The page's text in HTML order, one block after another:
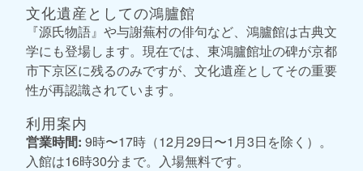
文化遺産としての鴻臚館
『源氏物語』や与謝蕪村の俳句など、鴻臚館は古典文
学にも登場します。現在では、東鴻臚館址の碑が京都
市下京区に残るのみですが、文化遺産としてその重要
性が再認識されています。
利用案内
営業時間: 9時〜17時（12月29日〜1月3日を除く）。
入館は16時30分まで。入場無料です。